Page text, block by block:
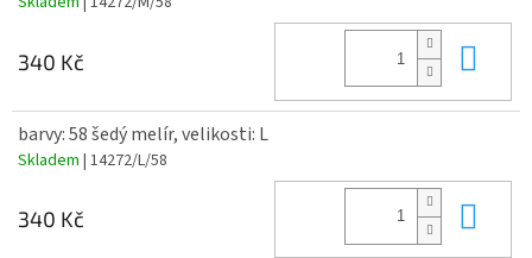
340 Kč
barvy: 58 šedý melír, velikosti: L
Skladem | 14272/L/58
340 Kč